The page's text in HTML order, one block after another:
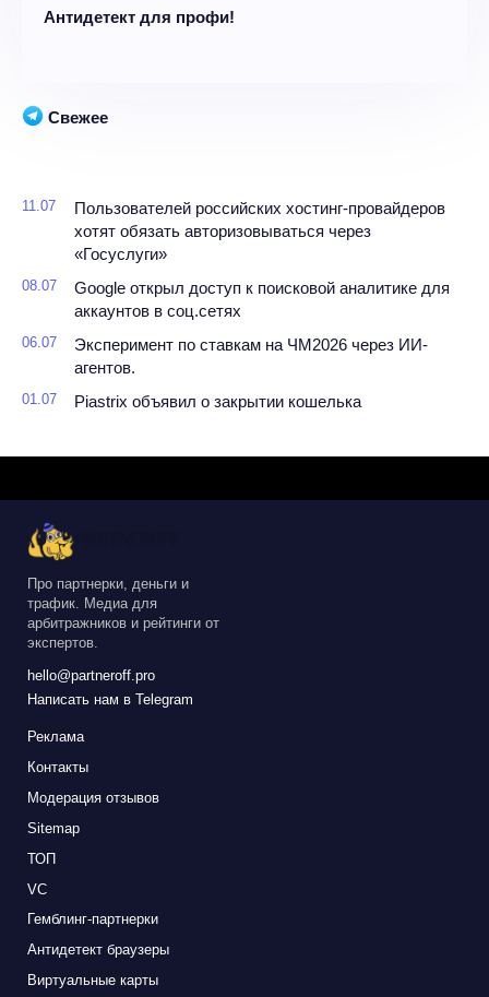
Свежее
11.07
Пользователей российских хостинг-провайдеров
хотят обязать авторизовываться через
«Госуслуги»
08.07
Google открыл доступ к поисковой аналитике для
аккаунтов в соц.сетях
06.07
Эксперимент по ставкам на ЧМ2026 через ИИ-
агентов.
01.07 Piastrix объявил о закрытии кошелька
Антидетект для профи!
Про партнерки, деньги и
трафик. Медиа для
арбитражников и рейтинги от
экспертов.
hello@partneroff.pro
Написать нам в Telegram
Реклама
Контакты
Модерация отзывов
Sitemap
ТОП
VC
Гемблинг-партнерки
Антидетект браузеры
Виртуальные карты